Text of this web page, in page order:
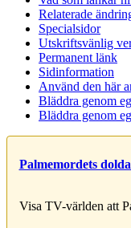
Relaterade
Specialsidor
Utskriftsvänlig
Permanent länk
Sidinformation
Använd den här
Bläddra genom
Bläddra genom
Palmemordets
Visa TV-världen att